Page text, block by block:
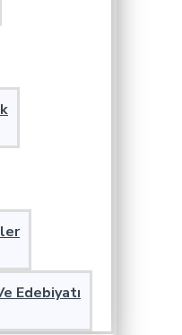
Edebiyatı